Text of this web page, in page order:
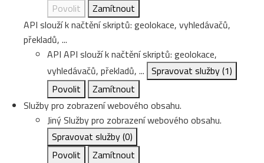
Povolit
Zamítnout
API slouží k načtění skriptů: geolokace, vyhledávačů,
překladů, ...
API API slouží k načtění skriptů: geolokace,
vyhledávačů, překladů, ... Spravovat služby(1)
Povolit
Zamítnout
Služby pro zobrazení webového obsahu.
JinýSlužby pro zobrazení webového obsahu.
Spravovat služby(0)
Povolit
Zamítnout